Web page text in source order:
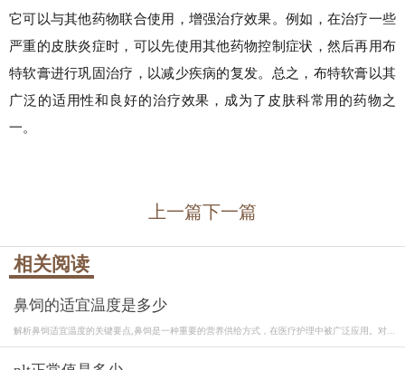
它可以与其他药物联合使用，增强治疗效果。例如，在治疗一些
严重的皮肤炎症时，可以先使用其他药物控制症状，然后再用布
特软膏进行巩固治疗，以减少疾病的复发。总之，布特软膏以其
广泛的适用性和良好的治疗效果，成为了皮肤科常用的药物之
一。
上一篇下一篇
相关阅读
鼻饲的适宜温度是多少
解析鼻饲适宜温度的关键要点,鼻饲是一种重要的营养供给方式，在医疗护理中被广泛应用。对...